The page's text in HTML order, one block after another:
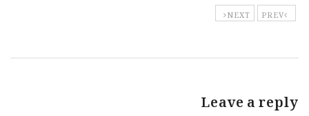
PREV
NEXT
Leave a reply